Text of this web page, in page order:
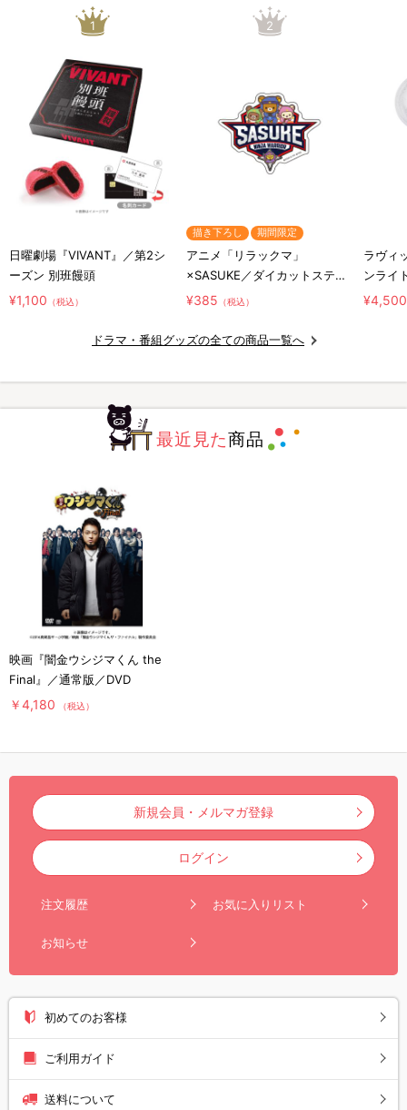
1
日曜劇場『VIVANT』／第2シ
ーズン 別班饅頭
¥1,100 （税込）
2
描き下ろし 期間限定
アニメ「リラックマ」
×SASUKE／ダイカットステッ
カー／コラボロゴ
¥385 （税込）
ラヴィ
ンライ
¥4,500
ドラマ・番組グッズの全ての商品一覧へ
最近見た商品
映画『闇金ウシジマくん the
Final』／通常版／DVD
￥4,180 （税込）
新規会員・メルマガ登録
ログイン
注文履歴 お気に入りリスト
お知らせ
初めてのお客様
ご利用ガイド
送料について